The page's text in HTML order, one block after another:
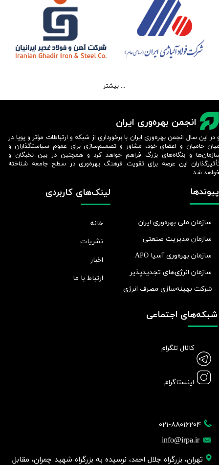
بیشتر ...
انجمن بهره‌وری ایران
021-88016204
info@irpa.ir
تهران، بزرگراه جلال احمد، نرسیده به بزرگراه شهید چمران، مقابل
لینک‌های کاربردی
خانه
نشریات
اخبار
ارتباط با ما
پیوندها
سازمان ملی بهره‌وری ایران
سازمان مدیریت صنعتی
سازمان بهره‌وری آسیا APO
سازمان انرژی‌های تجدیدپذیر
شرکت بهينه‌سازی مصرف انرژی
شبکه‌های اجتماعی
کانال تلگرام
اینستاگرام
در این سال انجمن بهره‌وری ایران با برخورداری از شبکه و ارتباطات مؤثر و پویا در
حامیان و اعضای خود، مشاور و تصمیم‌سازی برای عموم سیاستگذاران و
و بنگاه‌های بزرگ فراهم خواهد کرد و همچنین در بین نخبگان و
این عرصه برای تقویت فرهنگ بهره‌وری در سطح جامعه شناخته
شد.​​​​​​​